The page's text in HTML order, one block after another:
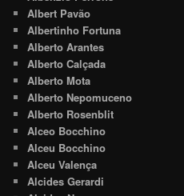
Albert Pavão
Albertinho Fortuna
Alberto Arantes
Alberto Calçada
Alberto Mota
Alberto Nepomuceno
Alberto Rosenblit
Alceo Bocchino
Alceu Bocchino
Alceu Valença
Alcides Gerardi